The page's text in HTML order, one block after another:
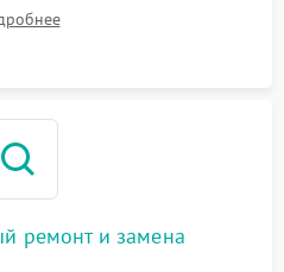
стенде на предмет эмиссии,
микросхем цифровых
ремонт и замена